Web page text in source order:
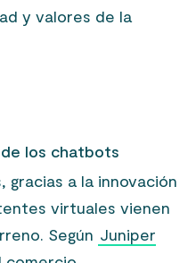
y valores de la
los chatbots
gracias a la innovación
virtuales vienen
Según Juniper